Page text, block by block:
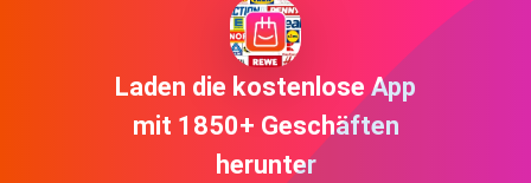
Laden die kostenlose App
mit 1850+ Geschäften
herunter